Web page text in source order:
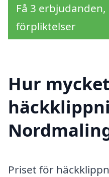
Få 3
förpliktelser
Hur
Priset för